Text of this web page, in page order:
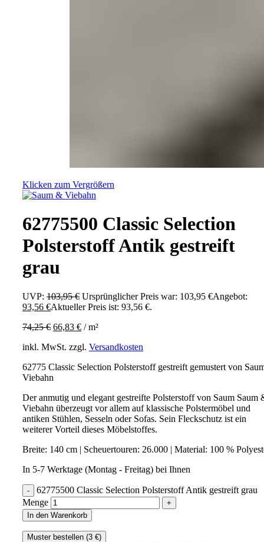
Klicken zum Vergrößern
62775500 Classic Selection
Polsterstoff Antik gestreift
grau
UVP: 103,95€ Ursprünglicher Preis war: 103,95 €Angebot:
93,56 €Aktueller Preis ist: 93,56 €.
74,25€ 66,83 € /m²
inkl. MwSt. zzgl. Versandkosten
62775 Classic Selection Polsterstoff gestreift gemustert von
Viebahn
Der anmutig und elegant gestreifte Polsterstoff von Saum Saum
Viebahn überzeugt vor allem auf klassische Polstermöbel und
antiken Stühlen, Sesseln oder Sofas. Sein Fleckschutz ist ein
weiterer Vorteil dieses Möbelstoffes.
Breite: 140 cm | Scheuertouren: 26.000 | Material: 100 %
In 5-7 Werktage (Montag - Freitag) bei Ihnen
62775500 Classic Selection Polsterstoff Antik gestreift grau
Menge
In den Warenkorb
Muster bestellen (3 €)